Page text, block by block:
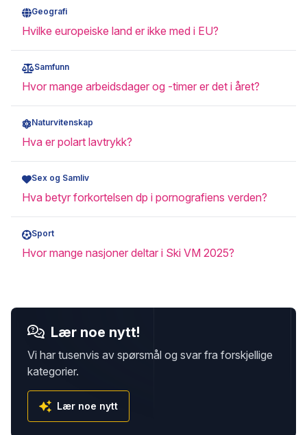
Geografi
Hvilke europeiske land er ikke med i EU?
Samfunn
Hvor mange arbeidsdager og -timer er det i året?
Naturvitenskap
Hva er polart lavtrykk?
Sex og Samliv
Hva betyr forkortelsen dp i pornografiens verden?
Sport
Hvor mange nasjoner deltar i Ski VM 2025?
Lær noe nytt!
Vi har tusenvis av spørsmål og svar fra forskjellige
kategorier.
Lær noe nytt